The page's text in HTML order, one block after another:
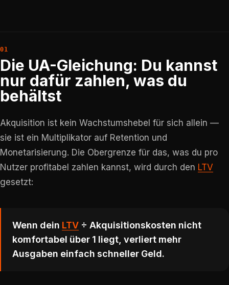
Die UA-Gleichung: Du kannst
nur dafür zahlen, was du
behältst
Akquisition ist kein Wachstumshebel für sich allein —
sie ist ein Multiplikator auf Retention und
Monetarisierung. Die Obergrenze für das, was du pro
Nutzer profitabel zahlen kannst, wird durch den LTV
gesetzt:
Wenn dein LTV ÷ Akquisitionskosten nicht
komfortabel über 1 liegt, verliert mehr
Ausgaben einfach schneller Geld.